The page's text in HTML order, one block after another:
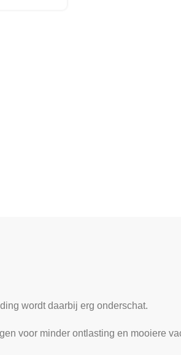
wordt daarbij erg onderschat.
voor minder ontlasting en mooiere